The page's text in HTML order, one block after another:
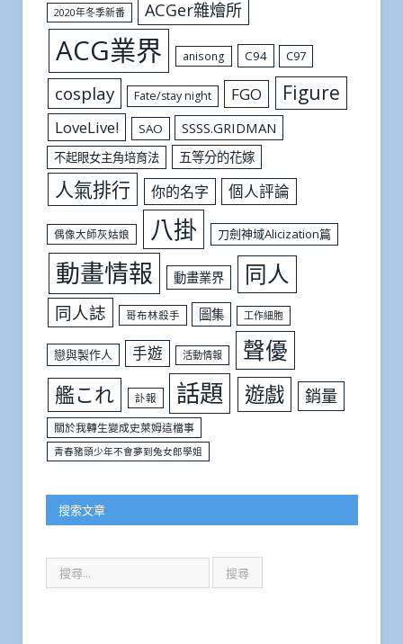
2020年冬季新番 ACGer雜燴所
ACG業界 anisong C94 C97
cosplay Fate/stay night FGO Figure
LoveLive! SAO SSSS.GRIDMAN
不起眼女主角培育法 五等分的花嫁
人氣排行 你的名字 個人評論
偶像大師灰姑娘 八掛 刀劍神域Alicization篇
動畫情報 動畫業界 同人
同人誌 哥布林殺手 圖集 工作細胞
戀與製作人 手遊 活動情報 聲優
艦これ 訃報 話題 遊戲 銷量
關於我轉生變成史萊姆這檔事
青春豬頭少年不會夢到兔女郎學姐
搜索文章